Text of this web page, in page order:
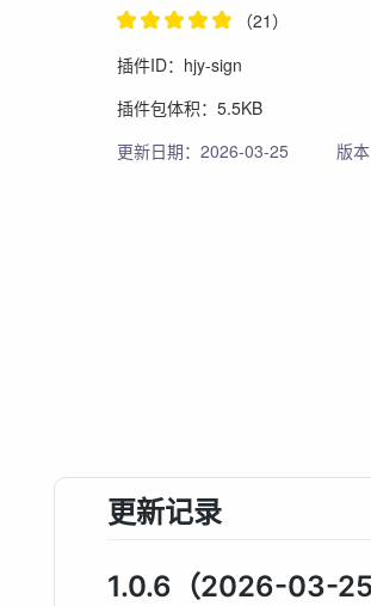
（21）
插件ID：hjy-sign
插件包体积：5.5KB
更新日期：2026-03-25
版
更新记录
1.0.6（2026-03-25